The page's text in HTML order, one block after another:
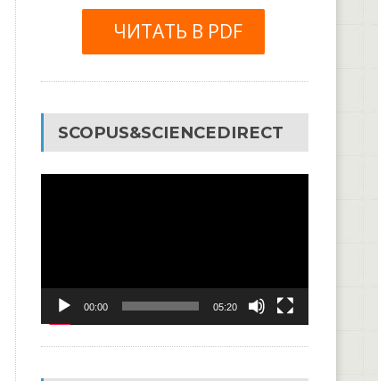
ЧИТАТЬ В PDF
SCOPUS&SCIENCEDIRECT
00:00 05:20